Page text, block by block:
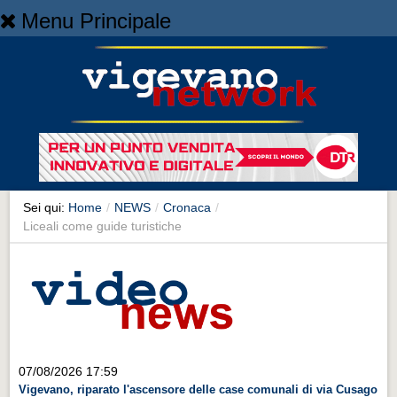
Menu Principale
NEWS
Cronaca
Cronaca
Artes et Artificia
Sport
Territorio
Sei qui: Home / NEWS / Cronaca /
Liceali come guide turistiche
07/08/2026 17:59
Vigevano, riparato l'ascensore delle case comunali di via Cusago